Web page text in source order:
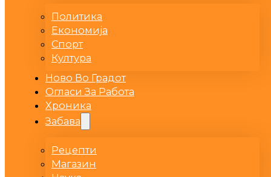
Политика
Економија
Спорт
Култура
Ново Во Градот
Огласи За Работа
Хроника
Забава
Рецепти
Магазин